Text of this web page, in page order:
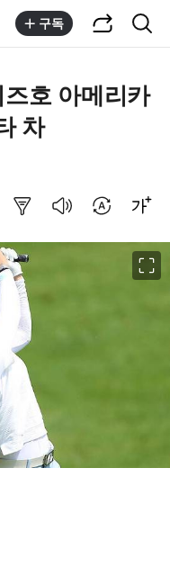
구독
호 아메리카
차